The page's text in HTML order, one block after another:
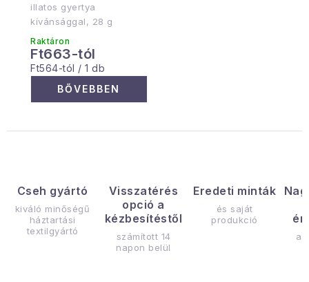
Cseh gyártó
kiváló minőségű
háztartási
textilgyártó
Visszatérés
opció a
kézbesítéstől
számított 14
napon belül
Eredeti minták
és saját
produkció
illatos gyertya
kívánsággal, 28 g
Raktáron
Ft663-tól
Egységár:
Ft564-tól / 1 db
BŐVEBBEN